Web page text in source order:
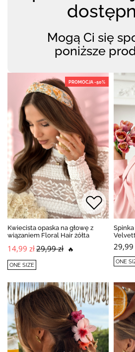
Mogą Ci się
poniższe
PROMOCJA -50%
Kwiecista opaska na głowę z
wiązaniem Floral Hair żółta
14,99 zł29,99 zł 🔥
ONE SIZE
29,99
ONE